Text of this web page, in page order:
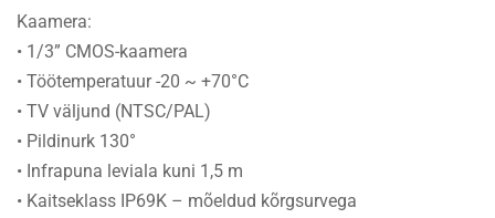
Kaamera:
• 1/3” CMOS-kaamera
• Töötemperatuur -20 ~ +70°C
• TV väljund (NTSC/PAL)
• Pildinurk 130°
• Infrapuna leviala kuni 1,5 m
• Kaitseklass IP69K – mõeldud kõrgsurvega